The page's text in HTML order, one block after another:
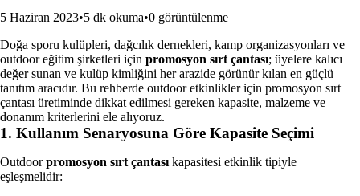
5 Haziran 2023•5 dk okuma•0 görüntülenme
Doğa sporu kulüpleri, dağcılık dernekleri, kamp organizasyonları ve
outdoor eğitim şirketleri için promosyon sırt çantası; üyelere kalıcı
değer sunan ve kulüp kimliğini her arazide görünür kılan en güçlü
tanıtım aracıdır. Bu rehberde outdoor etkinlikler için promosyon sırt
çantası üretiminde dikkat edilmesi gereken kapasite, malzeme ve
donanım kriterlerini ele alıyoruz.
1. Kullanım Senaryosuna Göre Kapasite Seçimi
Outdoorpromosyon sırt çantası kapasitesi etkinlik tipiyle
eşleşmelidir: